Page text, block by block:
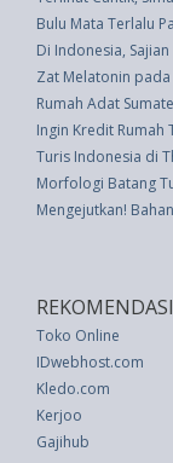
Bulu Mata Terlalu
Di Indonesia, Sajian
Zat Melatonin pada
Rumah Adat
Ingin Kredit Rumah
Turis Indonesia di
Morfologi Batang
Mengejutkan!
REKOMENDASI
Toko Online
IDwebhost.com
Kledo.com
Kerjoo
Gajihub